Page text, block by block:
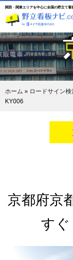
関西・関東エリアを中心に全国の野立て看
ホーム » ロードサイン検
KY006
京都府京
す